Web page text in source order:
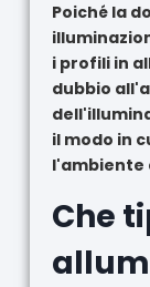
Poiché la
i profili in
dubbio
il modo in
l'ambiente
Che